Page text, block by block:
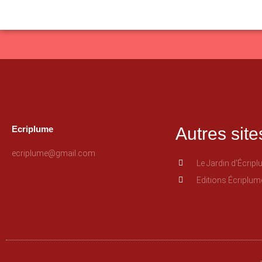
Ecriplume
ecriplume@gmail.com
Autres
Le Jardin
Editions